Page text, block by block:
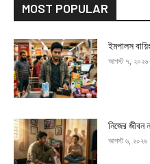
MOST POPULAR
ইমপালস
আগস্ট ৭, ২০২৬
নিজের জীবন
আগস্ট ৬, ২০২৬